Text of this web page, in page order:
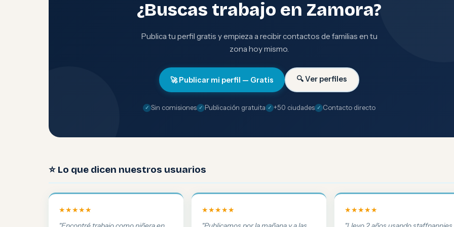
¿Buscas trabajo en Zamora?
Publica tu perfil gratis y empieza a recibir contactos de familias en tu
zona hoy mismo.
🚀 Publicar mi perfil — Gratis 🔍 Ver perfiles
Sin comisiones Publicación gratuita +50 ciudades Contacto directo
⭐ Lo que dicen nuestros usuarios
★★★★★
"Encontré trabajo como niñera en
★★★★★
"Publicamos por la mañana y a las
★★★★★
"Llevo 2 años usando staffnannies.